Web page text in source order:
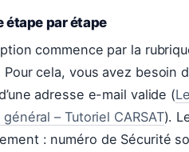
étape par étape
commence par la
Pour cela, vous avez besoin
adresse e-mail valide (
– Tutoriel CARSAT).
: numéro de Sécurité